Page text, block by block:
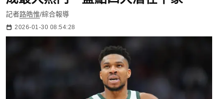
記者路皓惟/綜合報導
2026-01-30 08:54:28